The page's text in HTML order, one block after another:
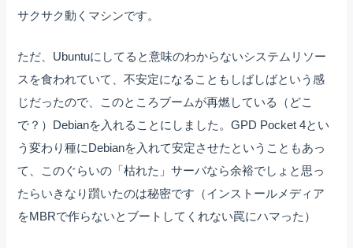
サクサク動くマシンです。
ただ、Ubuntuにしてると意味のわからないシステムリソー
スを食われていて、不安定になることもしばしばという感
じだったので、このところブームが再燃している（どこ
で？）Debianを入れることにしました。GPD Pocket 4とい
う変わり種にDebianを入れて安定させたということもあっ
て、このぐらいの「枯れた」サーバなら余裕でしょと思っ
たらいきなり躓いたのは秘密です（インストールメディア
をMBRで作らないとブートしてくれない罠にハマった）